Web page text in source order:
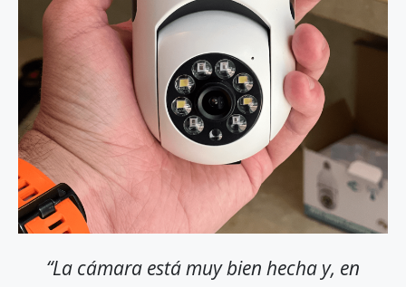
“La cámara está muy bien hecha y, en